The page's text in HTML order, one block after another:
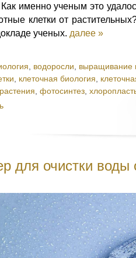
именно ученым это
клетки от
ученых. далее »
, водоросли, выращивание
, клеточная биология,
растения, фотосинтез,
для очистки воды